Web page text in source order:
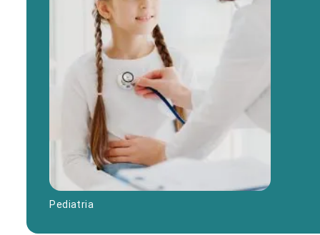
Pediatria